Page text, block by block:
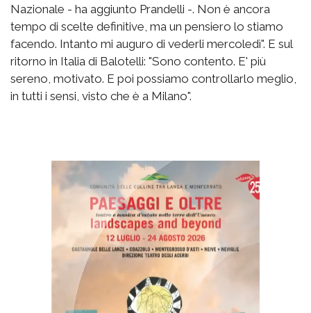
Nazionale - ha aggiunto Prandelli -. Non è ancora
tempo di scelte definitive, ma un pensiero lo stiamo
facendo. Intanto mi auguro di vederli mercoledì". E sul
ritorno in Italia di Balotelli: "Sono contento. E' più
sereno, motivato. E poi possiamo controllarlo meglio,
in tutti i sensi, visto che è a Milano".